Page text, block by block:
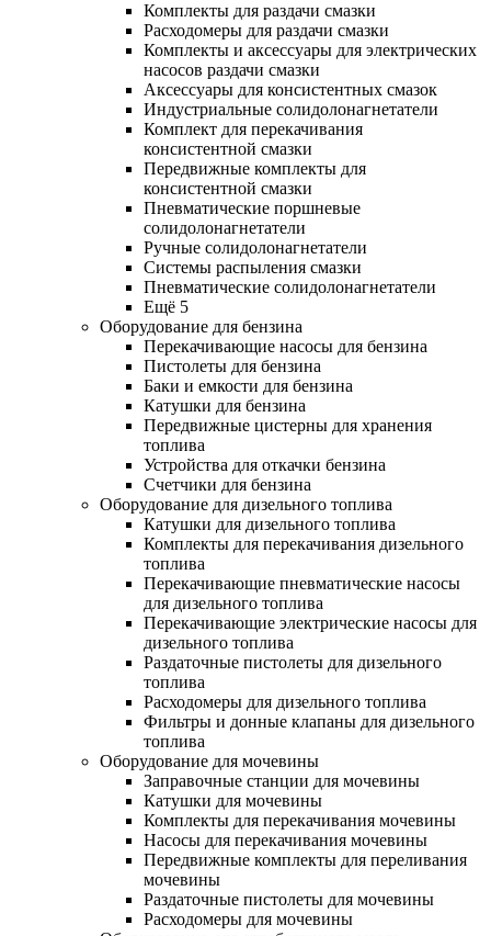
Комплекты для раздачи смазки
Расходомеры для раздачи смазки
Комплекты и аксессуары для электрических
насосов раздачи смазки
Аксессуары для консистентных смазок
Индустриальные солидолонагнетатели
Комплект для перекачивания
консистентной смазки
Передвижные комплекты для
консистентной смазки
Пневматические поршневые
солидолонагнетатели
Ручные солидолонагнетатели
Системы распыления смазки
Пневматические солидолонагнетатели
Ещё 5
Оборудование для бензина
Перекачивающие насосы для бензина
Пистолеты для бензина
Баки и емкости для бензина
Катушки для бензина
Передвижные цистерны для хранения
топлива
Устройства для откачки бензина
Счетчики для бензина
Оборудование для дизельного топлива
Катушки для дизельного топлива
Комплекты для перекачивания дизельного
топлива
Перекачивающие пневматические насосы
для дизельного топлива
Перекачивающие электрические насосы для
дизельного топлива
Раздаточные пистолеты для дизельного
топлива
Расходомеры для дизельного топлива
Фильтры и донные клапаны для дизельного
топлива
Оборудование для мочевины
Заправочные станции для мочевины
Катушки для мочевины
Комплекты для перекачивания мочевины
Насосы для перекачивания мочевины
Передвижные комплекты для переливания
мочевины
Раздаточные пистолеты для мочевины
Расходомеры для мочевины